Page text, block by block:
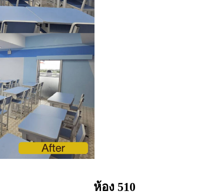
ห้อง 510